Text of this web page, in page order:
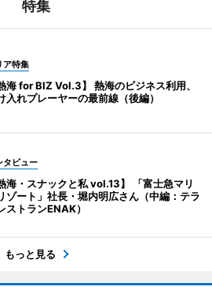
特集
ア特集
熱海 for BIZ Vol.3】 熱海のビジネス利用、
入れプレーヤーの最前線（後編）
タビュー
熱海・スナックと私 vol.13】 「富士急マリ
ゾート」社長・堀内明広さん（中編：テラ
ストランENAK）
もっと見る